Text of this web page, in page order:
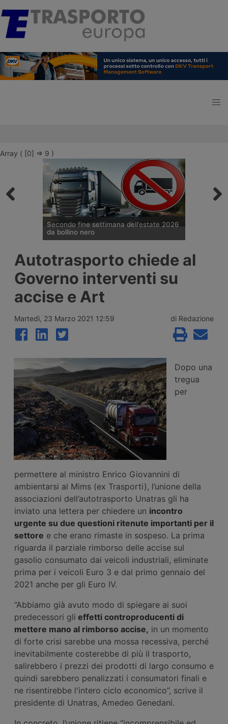
Array ( [0] => 9 )
Secondo fine settimana dell’estate 2026
da bollino nero
e potenziamento del personale Anas sulla
rete nazionale nel weekend che apre la
settimana di Ferragosto, con oltre 25
milioni di spostamenti attesi tra il 7 e il 9
agosto 2026.
Autotrasporto chiede al
Governo interventi su
accise e Art
Martedì, 23 Marzo 2021 12:59 di Redazione
Dopo una
tregua
per
permettere al ministro Enrico Giovannini di
ambientarsi al Mims (ex Trasporti), l’unione della
associazioni dell’autotrasporto Unatras gli ha
inviato una lettera per chiedere un incontro
urgente su due questioni ritenute importanti per il
settore e che erano rimaste in sospeso. La prima
riguarda il parziale rimborso delle accise sul
gasolio consumato dai veicoli industriali, eliminate
prima per i veicoli Euro 3 e dal primo gennaio del
2021 anche per gli Euro IV.
“Abbiamo già avuto modo di spiegare ai suoi
predecessori gli effetti controproducenti di
mettere mano al rimborso accise, in un momento
di forte crisi sarebbe una mossa recessiva, perché
inevitabilmente costerebbe di più il trasporto,
salirebbero i prezzi dei prodotti di largo consumo e
quindi sarebbero penalizzati i consumatori finali e
ne risentirebbe l'intero ciclo economico”, scrive il
presidente di Unatras, Amedeo Genedani.